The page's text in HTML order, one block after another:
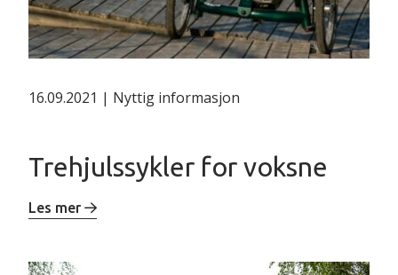
16.09.2021 | Nyttig informasjon
Trehjulssykler for voksne
Les mer